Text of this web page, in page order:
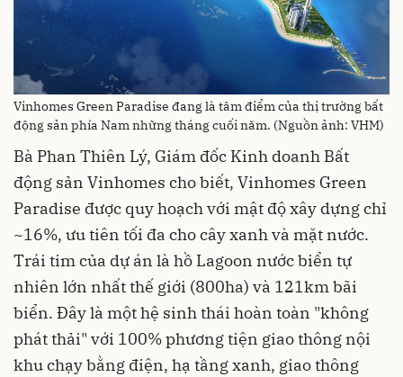
Vinhomes Green Paradise đang là tâm điểm của thị trường bất
động sản phía Nam những tháng cuối năm. (Nguồn ảnh: VHM)
Bà Phan Thiên Lý, Giám đốc Kinh doanh Bất
động sản Vinhomes cho biết, Vinhomes Green
Paradise được quy hoạch với mật độ xây dựng chỉ
~16%, ưu tiên tối đa cho cây xanh và mặt nước.
Trái tim của dự án là hồ Lagoon nước biển tự
nhiên lớn nhất thế giới (800ha) và 121km bãi
biển. Đây là một hệ sinh thái hoàn toàn "không
phát thải" với 100% phương tiện giao thông nội
khu chạy bằng điện, hạ tầng xanh, giao thông